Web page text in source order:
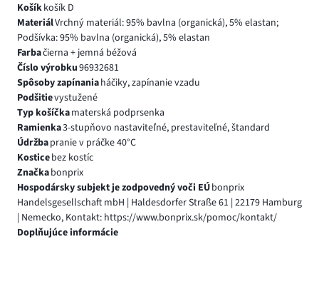
Košíkkošík D
MateriálVrchný materiál: 95% bavlna (organická), 5% elastan;
Podšívka: 95% bavlna (organická), 5% elastan
Farbačierna + jemná béžová
Číslo výrobku96932681
Spôsoby zapínaniaháčiky, zapínanie vzadu
Podšitievystužené
Typ košíčkamaterská podprsenka
Ramienka3-stupňovo nastaviteľné, prestaviteľné, štandard
Údržbapranie v práčke 40°C
Kosticebez kostíc
Značkabonprix
Hospodársky subjekt je zodpovedný voči EÚbonprix
Handelsgesellschaft mbH | Haldesdorfer Straße 61 | 22179 Hamburg
| Nemecko, Kontakt: https://www.bonprix.sk/pomoc/kontakt/
Doplňujúce informácie